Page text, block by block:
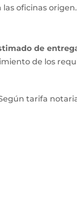
oficinas origen.
de
de los
tarifa